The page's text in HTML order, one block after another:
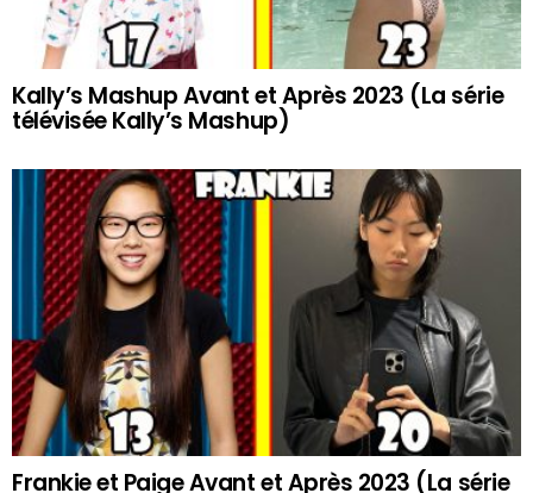
Kally’s Mashup Avant et Après 2023 (La série
télévisée Kally’s Mashup)
Frankie et Paige Avant et Après 2023 (La série